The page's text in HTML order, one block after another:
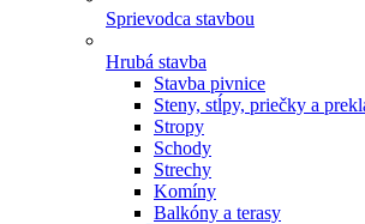
Sprievodca stavbou
Hrubá stavba
Stavba pivnice
Steny, stĺpy, priečky a
Stropy
Schody
Strechy
Komíny
Balkóny a terasy